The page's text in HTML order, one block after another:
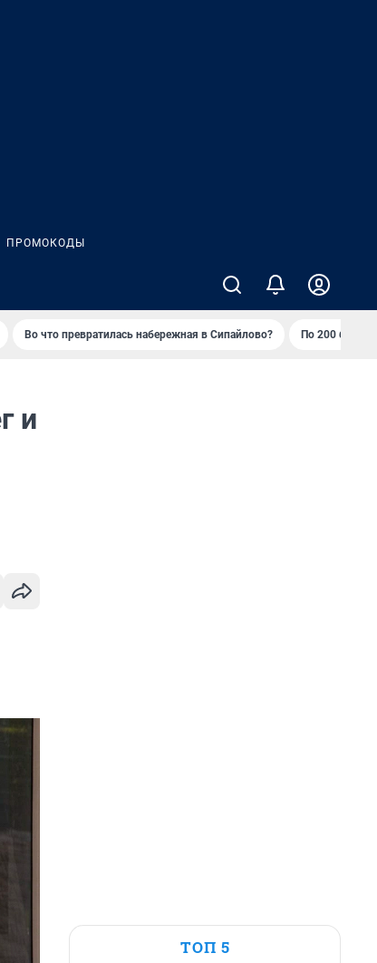
ПРОМОКОДЫ
Во что превратилась набережная в Сипайлово? По 200
и
ТОП 5